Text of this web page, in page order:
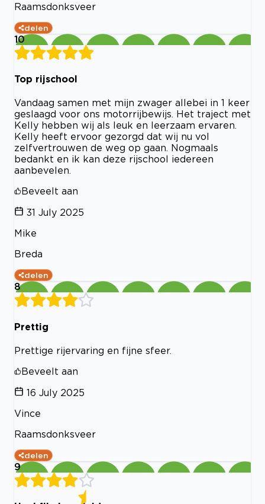
Raamsdonksveer
delen
10
Top rijschool
Vandaag samen met mijn zwager allebei in 1 keer
geslaagd voor ons motorrijbewijs. Het traject met
Kelly hebben wij als leuk en leerzaam ervaren.
Kelly heeft ervoor gezorgd dat wij nu vol
zelfvertrouwen de weg op gaan. Nogmaals
bedankt en ik kan deze rijschool iedereen
aanbevelen.
Beveelt aan
31 July 2025
Mike
Breda
delen
8
Prettig
Prettige rijervaring en fijne sfeer.
Beveelt aan
16 July 2025
Vince
Raamsdonksveer
delen
9